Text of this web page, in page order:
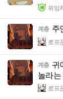
위잉
계층 주
로프
계층 귀
놀라는
로프